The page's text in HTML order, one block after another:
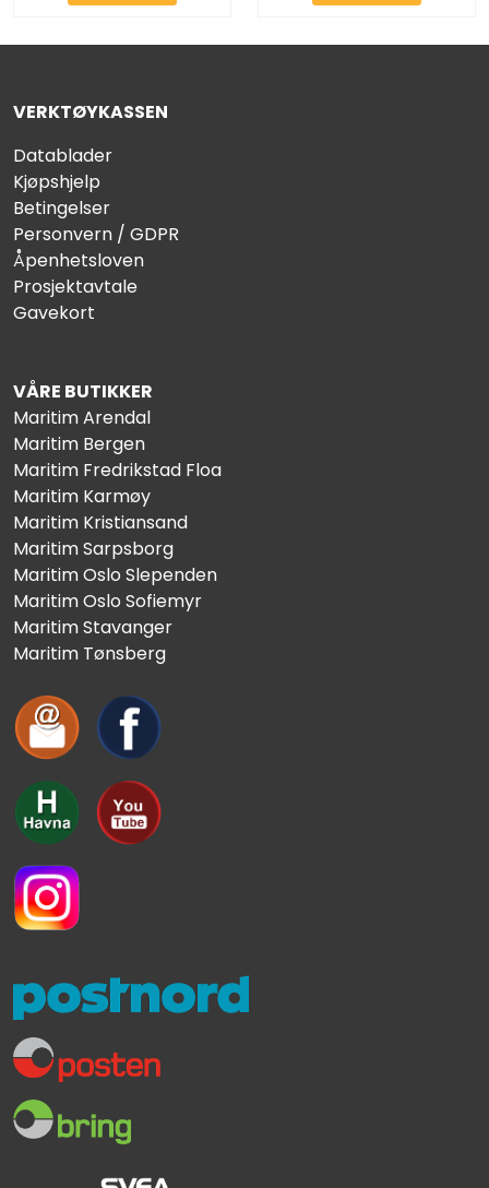
VERKTØYKASSEN
Datablader
Kjøpshjelp
Betingelser
Personvern / GDPR
Åpenhetsloven
Prosjektavtale
Gavekort
VÅRE BUTIKKER
Maritim Arendal
Maritim Bergen
Maritim Fredrikstad Floa
Maritim Karmøy
Maritim Kristiansand
Maritim Sarpsborg
Maritim Oslo Slependen
Maritim Oslo Sofiemyr
Maritim Stavanger
Maritim Tønsberg